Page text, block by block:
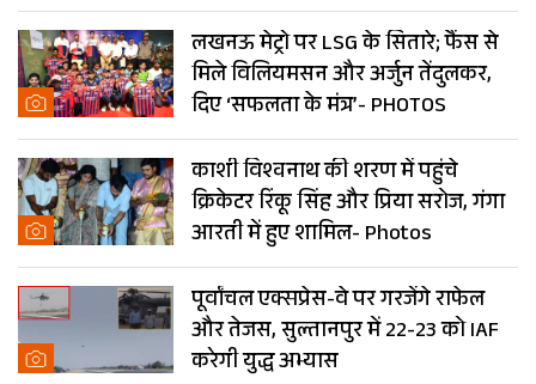
लखनऊ मेट्रो पर LSG के सितारे; फैंस से
मिले विलियमसन और अर्जुन तेंदुलकर,
दिए ‘सफलता के मंत्र’- PHOTOS
काशी विश्वनाथ की शरण में पहुंचे
क्रिकेटर रिंकू सिंह और प्रिया सरोज, गंगा
आरती में हुए शामिल- Photos
पूर्वांचल एक्सप्रेस-वे पर गरजेंगे राफेल
और तेजस, सुल्तानपुर में 22-23 को IAF
करेगी युद्ध अभ्यास